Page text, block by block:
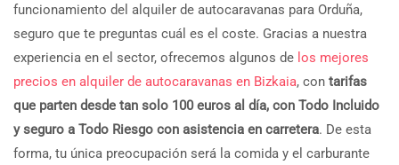
funcionamiento del alquiler de autocaravanas para Orduña,
seguro que te preguntas cuál es el coste. Gracias a nuestra
experiencia en el sector, ofrecemos algunos de los mejores
precios en alquiler de autocaravanas en Bizkaia, con tarifas
que parten desde tan solo 100 euros al día, con Todo Incluido
y seguro a Todo Riesgo con asistencia en carretera. De esta
forma, tu única preocupación será la comida y el carburante